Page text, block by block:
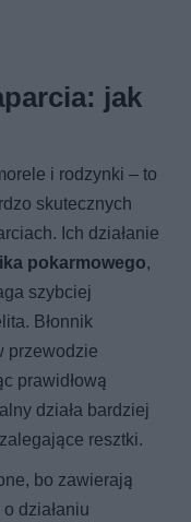
jak
i rodzynki – to
skutecznych
Ich działanie
pokarmowego,
szybciej
Błonnik
przewodzie
prawidłową
działa bardziej
resztki.
bo zawierają
działaniu